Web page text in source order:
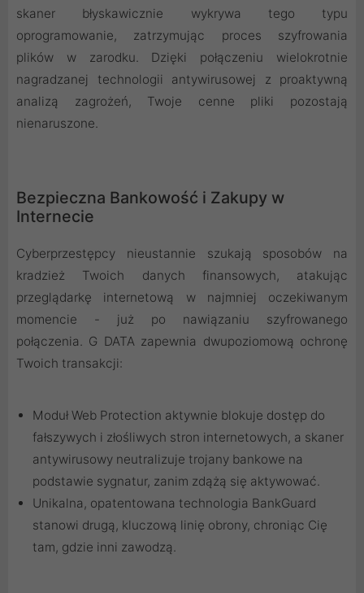
skaner błyskawicznie wykrywa tego typu
oprogramowanie, zatrzymując proces szyfrowania
plików w zarodku. Dzięki połączeniu wielokrotnie
nagradzanej technologii antywirusowej z proaktywną
analizą zagrożeń, Twoje cenne pliki pozostają
nienaruszone.
Bezpieczna Bankowość i Zakupy w
Internecie
Cyberprzestępcy nieustannie szukają sposobów na
kradzież Twoich danych finansowych, atakując
przeglądarkę internetową w najmniej oczekiwanym
momencie - już po nawiązaniu szyfrowanego
połączenia. G DATA zapewnia dwupoziomową ochronę
Twoich transakcji:
Moduł Web Protection aktywnie blokuje dostęp do
fałszywych i złośliwych stron internetowych, a skaner
antywirusowy neutralizuje trojany bankowe na
podstawie sygnatur, zanim zdążą się aktywować.
Unikalna, opatentowana technologia BankGuard
stanowi drugą, kluczową linię obrony, chroniąc Cię
tam, gdzie inni zawodzą.